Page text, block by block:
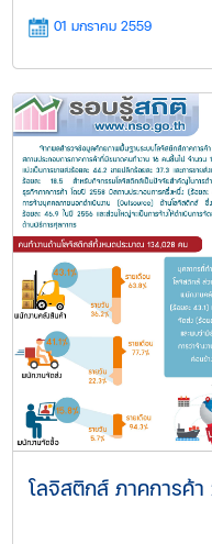
01 มกราคม 2559
โลจิสติกส์ ภาคการค้า